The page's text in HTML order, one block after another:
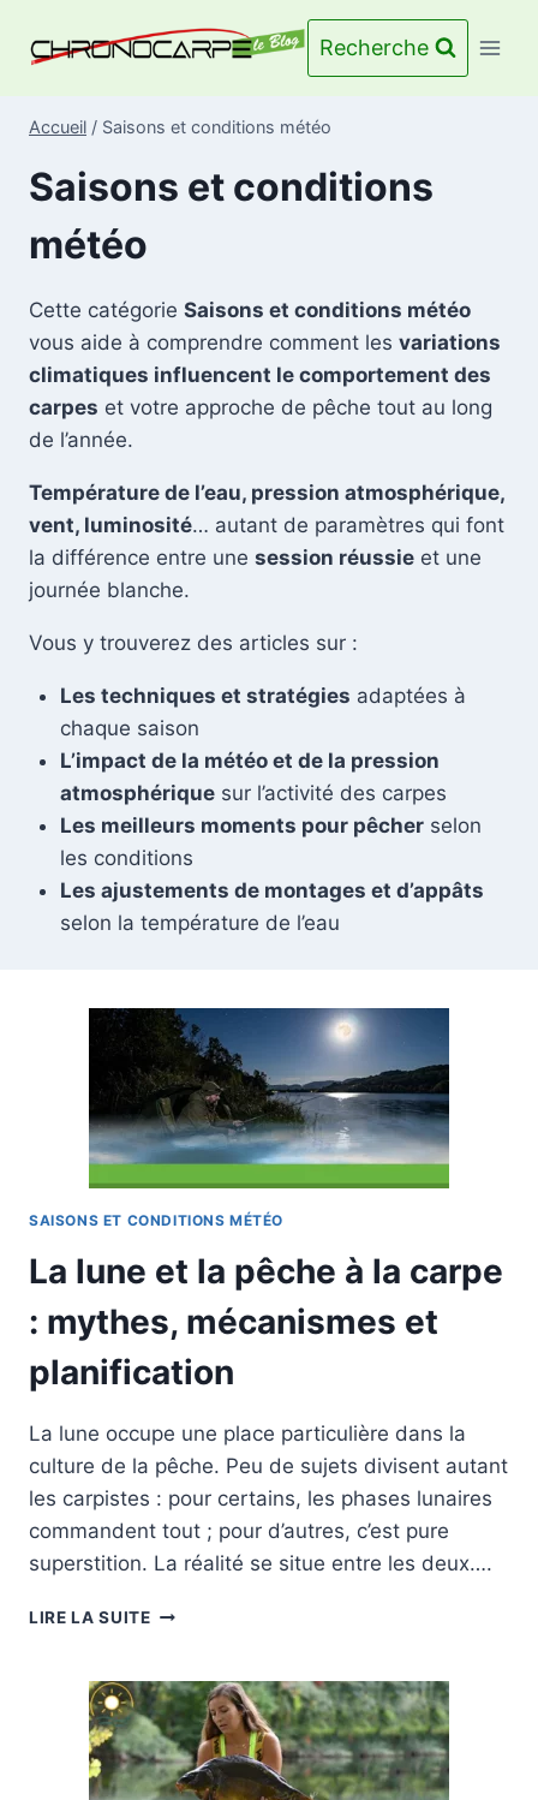
Recherche
Accueil / Saisons et conditions météo
Saisons et conditions
météo
Cette catégorie Saisons et conditions météo
vous aide à comprendre comment les variations
climatiques influencent le comportement des
carpes et votre approche de pêche tout au long
de l’année.
Température de l’eau, pression atmosphérique,
vent, luminosité… autant de paramètres qui font
la différence entre une session réussie et une
journée blanche.
Vous y trouverez des articles sur :
Les techniques et stratégies adaptées à
chaque saison
L’impact de la météo et de la pression
atmosphériquesur l’activité des carpes
Les meilleurs moments pour pêcherselon
les conditions
Les ajustements de montages et d’appâts
selon la température de l’eau
SAISONS ET CONDITIONS MÉTÉO
La lune et la pêche à la carpe
: mythes, mécanismes et
planification
La lune occupe une place particulière dans la
culture de la pêche. Peu de sujets divisent autant
les carpistes : pour certains, les phases lunaires
commandent tout ; pour d’autres, c’est pure
superstition. La réalité se situe entre les deux….
LIRE LA SUITELA
LA
PÊCHE
À
LA
CARPE